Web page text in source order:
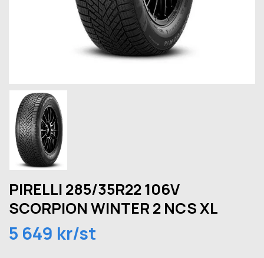
PIRELLI 285/35R22 106V
SCORPION WINTER 2 NCS XL
5 649 kr/st